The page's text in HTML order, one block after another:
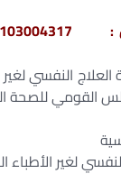
النفسي لغير
للصحة
لغير الأطباء